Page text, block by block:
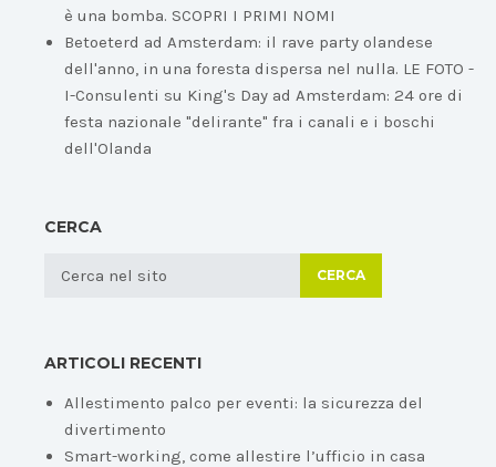
è una bomba. SCOPRI I PRIMI NOMI
Betoeterd ad Amsterdam: il rave party olandese
dell'anno, in una foresta dispersa nel nulla. LE FOTO -
I-Consulenti su King's Day ad Amsterdam: 24 ore di
festa nazionale "delirante" fra i canali e i boschi
dell'Olanda
CERCA
CERCA
ARTICOLI RECENTI
Allestimento palco per eventi: la sicurezza del
divertimento
Smart-working, come allestire l’ufficio in casa